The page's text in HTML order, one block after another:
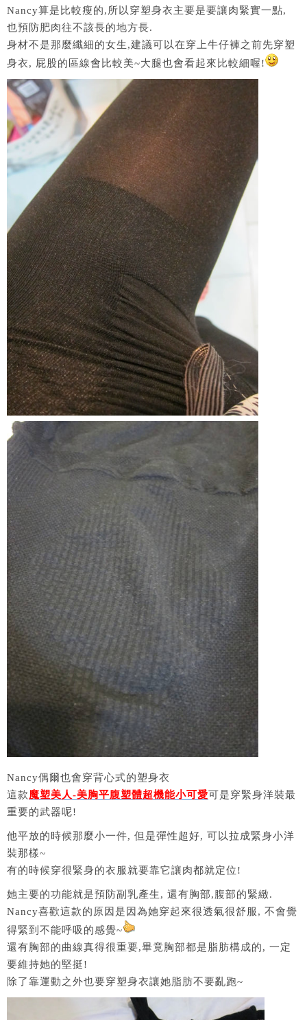
Nancy算是比較瘦的,所以穿塑身衣主要是要讓肉緊實一點,
也預防肥肉往不該長的地方長.
身材不是那麼纖細的女生,建議可以在穿上牛仔褲之前先穿塑
身衣, 屁股的區線會比較美~大腿也會看起來比較細喔!
Nancy偶爾也會穿背心式的塑身衣
這款魔塑美人-美胸平腹塑體超機能小可愛可是穿緊身洋裝最
重要的武器呢!
他平放的時候那麼小一件, 但是彈性超好, 可以拉成緊身小洋
裝那樣~
有的時候穿很緊身的衣服就要靠它讓肉都就定位!
她主要的功能就是預防副乳產生, 還有胸部,腹部的緊緻.
Nancy喜歡這款的原因是因為她穿起來很透氣很舒服, 不會覺
得緊到不能呼吸的感覺~
還有胸部的曲線真得很重要,畢竟胸部都是脂肪構成的, 一定
要維持她的堅挺!
除了靠運動之外也要穿塑身衣讓她脂肪不要亂跑~